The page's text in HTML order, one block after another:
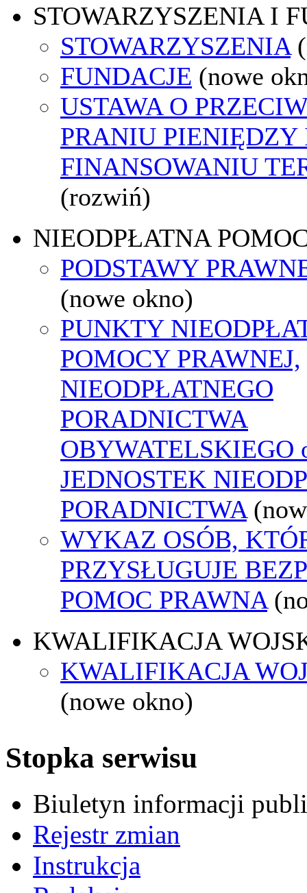
STOWARZYSZENIA I
STOWARZYSZENIA
FUNDACJE (nowe
USTAWA O
PRANIU PIENIĘDZY
FINANSOWANIU
(rozwiń)
NIEODPŁATNA
PODSTAWY
(nowe okno)
PUNKTY
POMOCY PRAWNEJ,
NIEODPŁATNEGO
PORADNICTWA
OBYWATELSKIEGO
JEDNOSTEK
PORADNICTWA
WYKAZ OSÓB,
PRZYSŁUGUJE
POMOC PRAWNA
KWALIFIKACJA
KWALIFIKACJA
(nowe okno)
Stopka serwisu
Biuletyn informacji
Rejestr zmian
Instrukcja